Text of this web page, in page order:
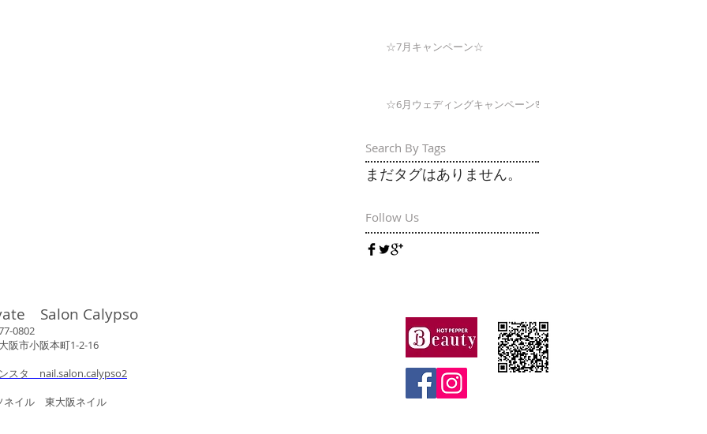
Search By Tags
☆7月キャンペーン☆
☆6月ウェディングキャンペーン🌸
まだタグはありません。
Follow Us
Salon Calypso
市小阪本町1-2-16
タ nail.salon.calypso2
東大阪ネイル